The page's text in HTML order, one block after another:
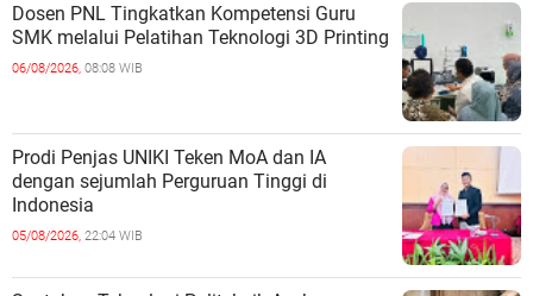
Dosen PNL Tingkatkan Kompetensi Guru
SMK melalui Pelatihan Teknologi 3D Printing
06/08/2026, 08:08 WIB
Prodi Penjas UNIKI Teken MoA dan IA
dengan sejumlah Perguruan Tinggi di
Indonesia
05/08/2026, 22:04 WIB